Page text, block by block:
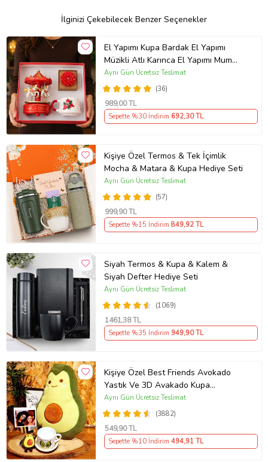
tekliflerinizde onları şaşırtmak ve evet demelerini ister misiniz?
Klasik, sıkıcı ve sıradan hediyelerin hepsini boş verin ve
sevdiklerinizi şımartın. Onları şaşırtın. Yenilikçi, modern, sıra dışı
tarzınızı onlara gösterin. ?EŞSİZ ETKİLEYİCİ DÜŞÜNCE - ÖZEL
HEDİYELER - KADIN VEYA KADINLAR İÇİN BENZERSİZ HEDİYELER
- DÜĞÜN HEDİYELERİ ? ÖLÇÜLER – (20x6x1.5)
Ürün Kodu: kcm69726832
İlginizi Çekebilecek Benzer Seçenekler
El Yapımı Kupa Bardak El Yapımı
Müzikli Atlı Karınca El Yapımı Mum
AYN34
(36)
Aynı Gün Ücretsiz Teslimat
989,00 TL
Sepette %30 İndirim 692,30 TL
Kişiye Özel Termos & Tek İçimlik
Mocha & Matara & Kupa Hediye Seti
(57)
Aynı Gün Ücretsiz Teslimat
999,90 TL
Sepette %15 İndirim 849,92 TL
Siyah Termos & Kupa & Kalem &
Siyah Defter Hediye Seti
(1069)
Aynı Gün Ücretsiz Teslimat
1461,38 TL
Sepette %35 İndirim 949,90 TL
Kişiye Özel Best Friends Avokado
Yastık Ve 3D Avakado Kupa
Arkadaşa Hediye
(3882)
Aynı Gün Ücretsiz Teslimat
549,90 TL
Sepette %10 İndirim 494,91 TL